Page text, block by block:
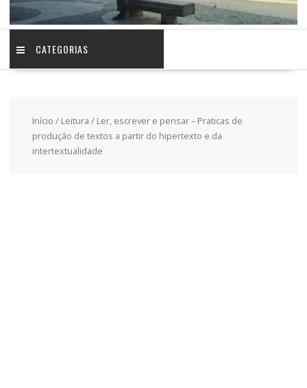
CATEGORIAS
Início / Leitura / Ler, escrever e pensar – Praticas de
produção de textos a partir do hipertexto e da
intertextualidade